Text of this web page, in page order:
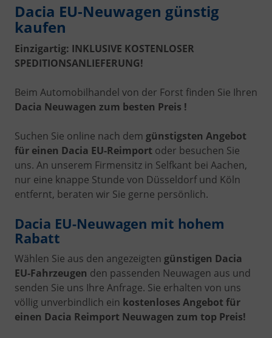
Dacia EU-Neuwagen günstig
kaufen
Einzigartig: INKLUSIVE KOSTENLOSER
SPEDITIONSANLIEFERUNG!
Beim Automobilhandel von der Forst finden Sie Ihren
Dacia Neuwagen zum besten Preis !
Suchen Sie online nach dem günstigsten Angebot
für einen Dacia EU-Reimport oder besuchen Sie
uns. An unserem Firmensitz in Selfkant bei Aachen,
nur eine knappe Stunde von Düsseldorf und Köln
entfernt, beraten wir Sie gerne persönlich.
Dacia EU-Neuwagen mit hohem
Rabatt
Wählen Sie aus den angezeigten günstigen Dacia
EU-Fahrzeugen den passenden Neuwagen aus und
senden Sie uns Ihre Anfrage. Sie erhalten von uns
völlig unverbindlich ein kostenloses Angebot für
einen Dacia Reimport Neuwagen zum top Preis!